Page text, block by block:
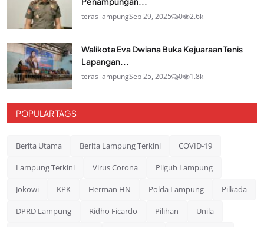
teras lampungSep 29, 2025 0 2.6k
Walikota Eva Dwiana Buka Kejuaraan Tenis
Lapangan...
teras lampungSep 25, 2025 0 1.8k
POPULAR TAGS
Berita Utama Berita Lampung Terkini COVID-19
Lampung Terkini Virus Corona Pilgub Lampung
Jokowi KPK Herman HN Polda Lampung Pilkada
DPRD Lampung Ridho Ficardo Pilihan Unila